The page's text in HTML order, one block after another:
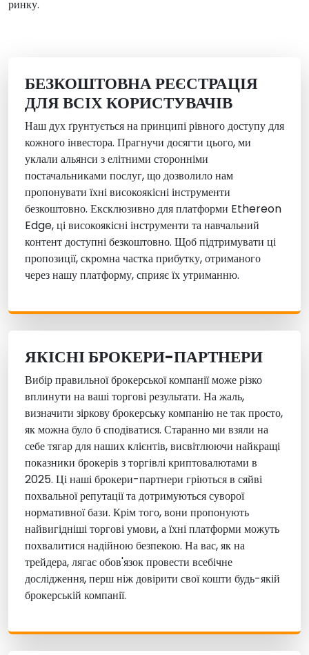
ринку.
БЕЗКОШТОВНА РЕЄСТРАЦІЯ
ДЛЯ ВСІХ КОРИСТУВАЧІВ
Наш дух ґрунтується на принципі рівного доступу для
кожного інвестора. Прагнучи досягти цього, ми
уклали альянси з елітними сторонніми
постачальниками послуг, що дозволило нам
пропонувати їхні високоякісні інструменти
безкоштовно. Ексклюзивно для платформи Ethereon
Edge, ці високоякісні інструменти та навчальний
контент доступні безкоштовно. Щоб підтримувати ці
пропозиції, скромна частка прибутку, отриманого
через нашу платформу, сприяє їх утриманню.
ЯКІСНІ БРОКЕРИ-ПАРТНЕРИ
Вибір правильної брокерської компанії може різко
вплинути на ваші торгові результати. На жаль,
визначити зіркову брокерську компанію не так просто,
як можна було б сподіватися. Старанно ми взяли на
себе тягар для наших клієнтів, висвітлюючи найкращі
показники брокерів з торгівлі криптовалютами в
2025. Ці наші брокери-партнери гріються в сяйві
похвальної репутації та дотримуються суворої
нормативної бази. Крім того, вони пропонують
найвигідніші торгові умови, а їхні платформи можуть
похвалитися надійною безпекою. На вас, як на
трейдера, лягає обов'язок провести всебічне
дослідження, перш ніж довірити свої кошти будь-якій
брокерській компанії.